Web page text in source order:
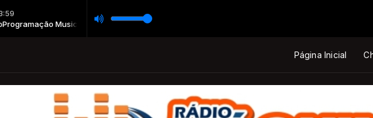
Musical com Locutor Padrão
info goes here
Página Inicial